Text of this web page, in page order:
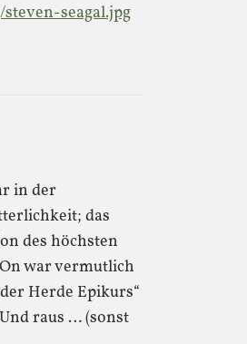
seagal.jpg
in der
das
des höchsten
war vermutlich
Herde Epikurs“
raus … (sonst